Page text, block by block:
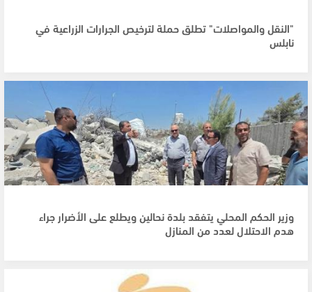
"النقل والمواصلات" تطلق حملة لترخيص الجرارات الزراعية في
نابلس
وزير الحكم المحلي يتفقد بلدة نحالين ويطلع على الأضرار جراء
هدم الاحتلال لعدد من المنازل